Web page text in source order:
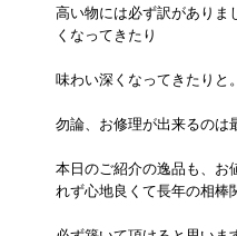
高い物には必ず訳がありま
くなってきたり
味わい深くなってきたりと。
勿論、お修理が出来るのは
本日のご紹介の逸品も、お
れず心地良くて長年の相棒